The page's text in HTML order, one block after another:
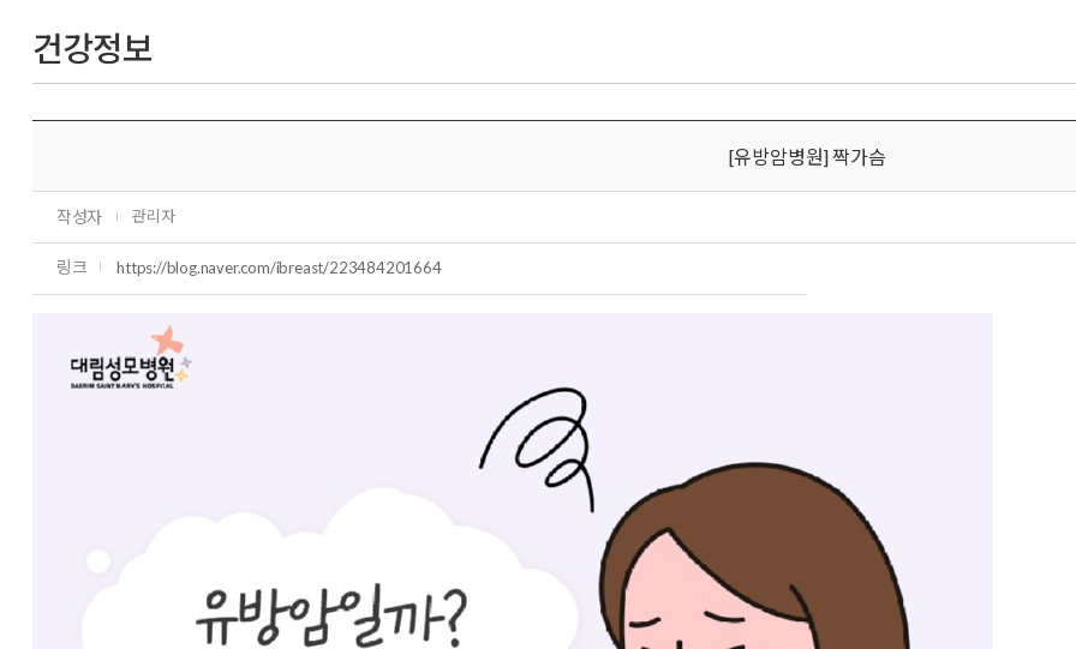
건강정보
[유방암병원] 짝가슴
작성자 관리자
링크 https://blog.naver.com/ibreast/223484201664